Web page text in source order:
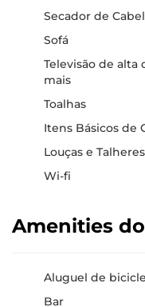
Secador de
Sofá
Televisão de alta
mais
Toalhas
Itens Básicos de
Louças e Talheres
Wi-fi
Amenities
Aluguel de
Bar